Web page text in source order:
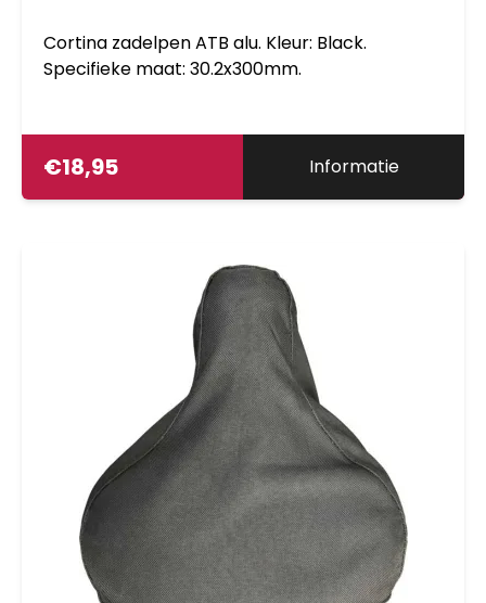
Cortina zadelpen ATB alu. Kleur: Black.
Specifieke maat: 30.2x300mm.
€18,95 Informatie